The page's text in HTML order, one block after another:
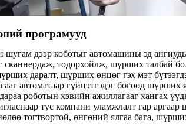
програмууд
дээр коботыг автомашины эд
сканнердаж, тодорхойлж, шүрших талбай
даралт, шүрших өнцөг гэх мэт
автоматаар гүйцэтгэдэг бөгөөд
роботын хэвийн ажиллагааг хангах
тус компани уламжлалт гар
тогтвортой, өнгөний ялгаа бага,